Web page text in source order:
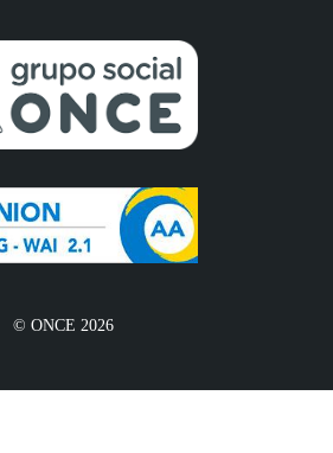
© ONCE 2026